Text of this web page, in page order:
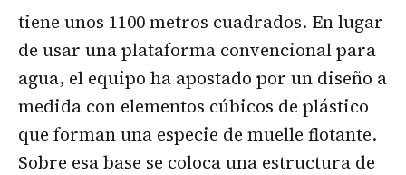
tiene unos 1100 metros cuadrados. En lugar
de usar una plataforma convencional para
agua, el equipo ha apostado por un diseño a
medida con elementos cúbicos de plástico
que forman una especie de muelle flotante.
Sobre esa base se coloca una estructura de